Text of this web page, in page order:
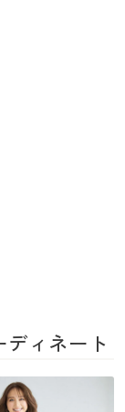
ィネート